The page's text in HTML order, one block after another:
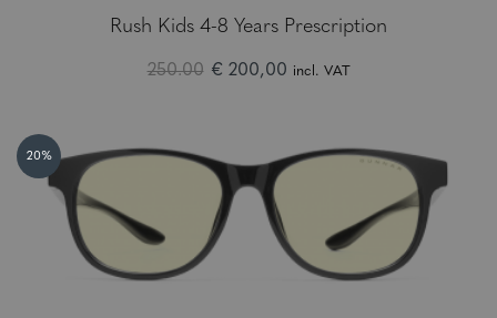
Rush Kids 4-8 Years Prescription
250.00 € 200,00 incl. VAT
20%